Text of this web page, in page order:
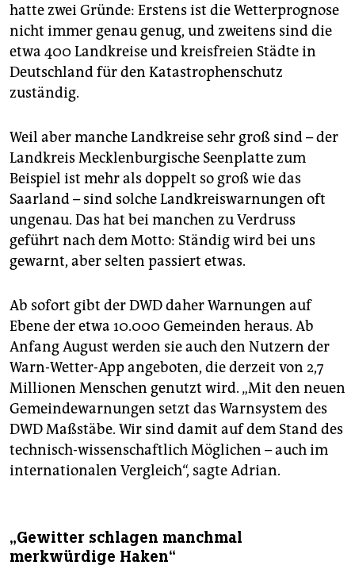
hatte zwei Gründe: Erstens ist die Wetterprognose
nicht immer genau genug, und zweitens sind die
etwa 400 Landkreise und kreisfreien Städte in
Deutschland für den Katastrophenschutz
zuständig.
Weil aber manche Landkreise sehr groß sind – der
Landkreis Mecklenburgische Seenplatte zum
Beispiel ist mehr als doppelt so groß wie das
Saarland – sind solche Landkreiswarnungen oft
ungenau. Das hat bei manchen zu Verdruss
geführt nach dem Motto: Ständig wird bei uns
gewarnt, aber selten passiert etwas.
Ab sofort gibt der DWD daher Warnungen auf
Ebene der etwa 10.000 Gemeinden heraus. Ab
Anfang August werden sie auch den Nutzern der
Warn-Wetter-App angeboten, die derzeit von 2,7
Millionen Menschen genutzt wird. „Mit den neuen
Gemeindewarnungen setzt das Warnsystem des
DWD Maßstäbe. Wir sind damit auf dem Stand des
technisch-wissenschaftlich Möglichen – auch im
internatio­nalen Vergleich“, sagte Adrian.
„Gewitter schlagen manchmal
merkwürdige Haken“